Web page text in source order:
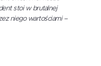
stoi w brutalnej
niego wartościami –